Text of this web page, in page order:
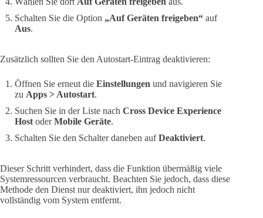
Schalten Sie die Option „Auf Geräten freigeben“ auf
Aus.
Zusätzlich sollten Sie den Autostart-Eintrag deaktivieren:
Öffnen Sie erneut die Einstellungen und navigieren Sie
zu Apps > Autostart.
Suchen Sie in der Liste nach Cross Device Experience
Host oderMobile Geräte.
Schalten Sie den Schalter daneben aufDeaktiviert.
Dieser Schritt verhindert, dass die Funktion übermäßig viele
Systemressourcen verbraucht. Beachten Sie jedoch, dass diese
Methode den Dienst nur deaktiviert, ihn jedoch nicht
vollständig vom System entfernt.